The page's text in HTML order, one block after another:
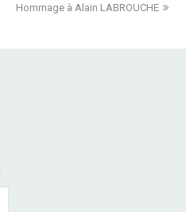
next
Hommage à Alain LABROUCHE